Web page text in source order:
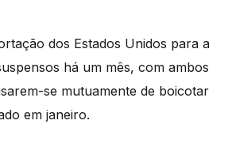
dos Estados Unidos para a
há um mês, com ambos
se mutuamente de boicotar
em janeiro.